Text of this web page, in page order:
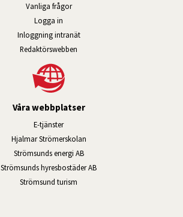
Vanliga frågor
Logga in
Inloggning intranätÖppnas i nytt fönster.
Redaktörswebben
Våra webbplatser
E-tjänsterLänk till annan webbplats, öppnas i
Hjalmar StrömerskolanLänk till annan webbplats,
Strömsunds energi ABLänk till annan webbplats,
Strömsunds hyresbostäder ABLänk till annan
Strömsund turism